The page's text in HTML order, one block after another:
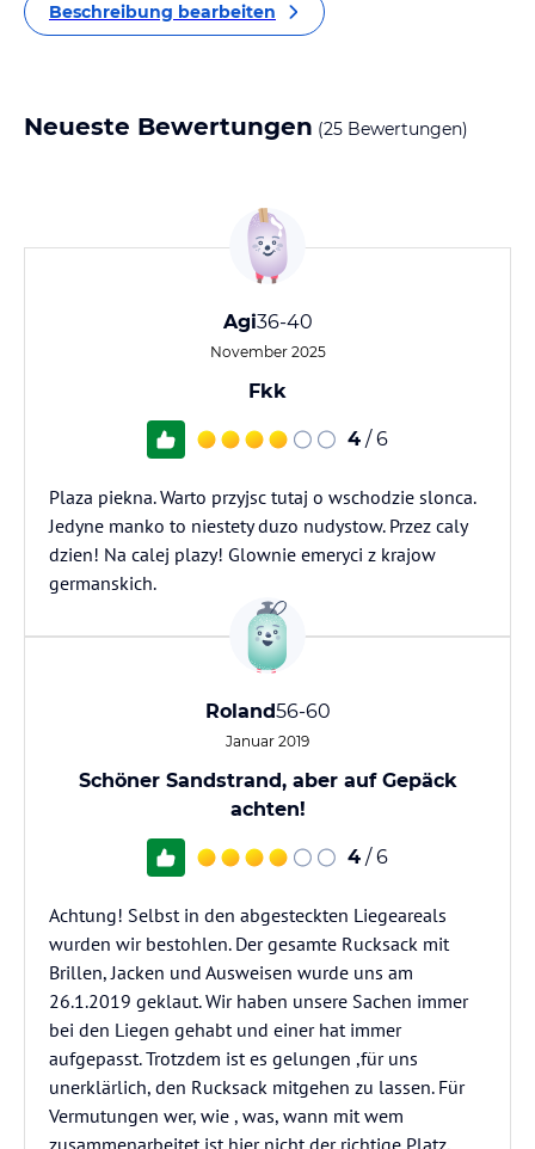
Beschreibung bearbeiten
Neueste Bewertungen (25 Bewertungen)
Agi36-40
November 2025
Fkk
4 / 6
Plaza piekna. Warto przyjsc tutaj o wschodzie slonca.
Jedyne manko to niestety duzo nudystow. Przez caly
dzien! Na calej plazy! Glownie emeryci z krajow
germanskich.
Roland56-60
Januar 2019
Schöner Sandstrand, aber auf Gepäck
achten!
4 / 6
Achtung! Selbst in den abgesteckten Liegeareals
wurden wir bestohlen. Der gesamte Rucksack mit
Brillen, Jacken und Ausweisen wurde uns am
26.1.2019 geklaut. Wir haben unsere Sachen immer
bei den Liegen gehabt und einer hat immer
aufgepasst. Trotzdem ist es gelungen ,für uns
unerklärlich, den Rucksack mitgehen zu lassen. Für
Vermutungen wer, wie , was, wann mit wem
zusammenarbeitet ist hier nicht der richtige Platz.